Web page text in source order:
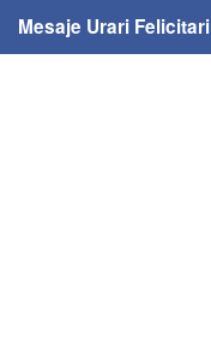
Mesaje Urari Felicitari